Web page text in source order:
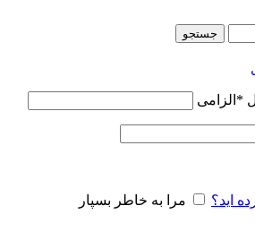
جستجو
* الزامی
اید؟ مرا به خاطر بسپار